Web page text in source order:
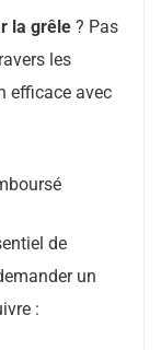
la grêle ? Pas
les
efficace avec
de
un
: